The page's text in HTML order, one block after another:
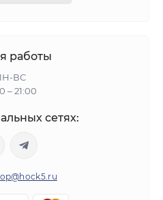
работы
ВС
– 21:00
сетях: